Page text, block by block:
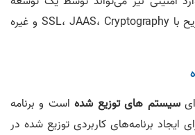
دهنده برنامه به طور صریح با SSL، JAAS، Cryptography و غیره
سیستم های توزیع شدهاست و برنامه
ایجاد برنامه‌های کاربردی توزیع شده در